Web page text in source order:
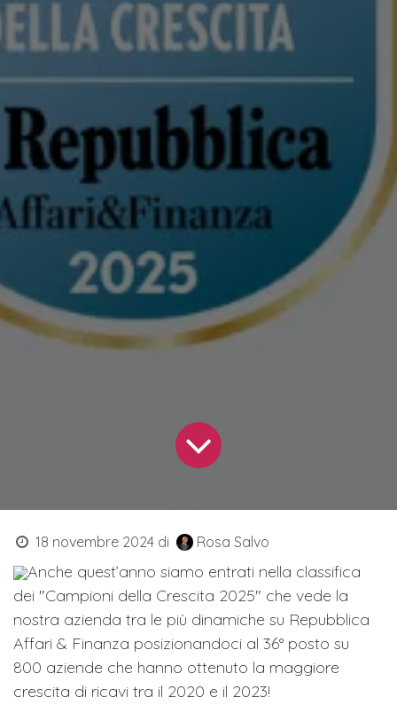
18 novembre 2024 di Rosa Salvo
Anche quest’anno siamo entrati nella classifica
dei "Campioni della Crescita 2025" che vede la
nostra azienda tra le più dinamiche su Repubblica
Affari & Finanza posizionandoci al 36° posto su
800 aziende che hanno ottenuto la maggiore
crescita di ricavi tra il 2020 e il 2023!